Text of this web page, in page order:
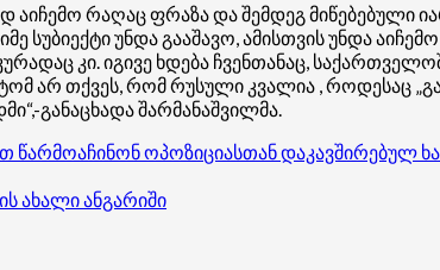
რაღაც ფრაზა და შემდეგ მიწებებული
უნდა გააშავო, ამისთვის უნდა
კი. იგივე ხდება ჩვენთანაც,
არ თქვეს, რომ რუსული კვალია , როდესაც
განაცხადა შარმანაშვილმა.
წარმოაჩინონ ოპოზიციასთან დაკავშირებულ
ახალი ანგარიში